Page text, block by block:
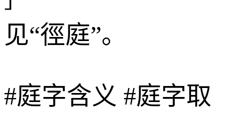
见“徑庭”。
#庭字含义 #庭字取